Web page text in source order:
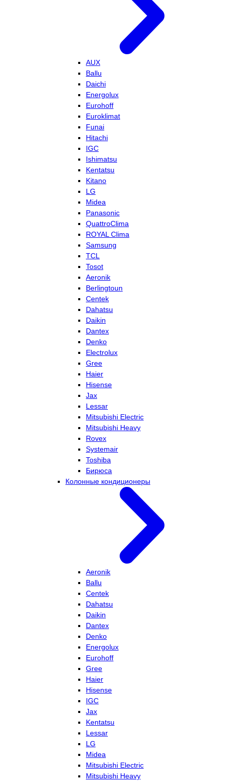
AUX
Ballu
Daichi
Energolux
Eurohoff
Euroklimat
Funai
Hitachi
IGC
Ishimatsu
Kentatsu
Kitano
LG
Midea
Panasonic
QuattroClima
ROYAL Clima
Samsung
TCL
Tosot
Aeronik
Berlingtoun
Centek
Dahatsu
Daikin
Dantex
Denko
Electrolux
Gree
Haier
Hisense
Jax
Lessar
Mitsubishi Electric
Mitsubishi Heavy
Rovex
Systemair
Toshiba
Бирюса
Колонные кондиционеры
Aeronik
Ballu
Centek
Dahatsu
Daikin
Dantex
Denko
Energolux
Eurohoff
Gree
Haier
Hisense
IGC
Jax
Kentatsu
Lessar
LG
Midea
Mitsubishi Electric
Mitsubishi Heavy